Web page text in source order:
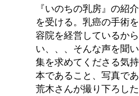
『いのちの乳房』の紹
を受ける。乳癌の手術
容院を経営しているか
い、、、そんな声を聞
集を求めてくださる気
本であること、写真で
荒木さんが撮り下ろし